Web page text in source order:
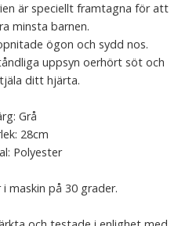
är speciellt framtagna för att
minsta barnen.
ögon och sydd nos.
uppsyn oerhört söt och
ditt hjärta.
Grå
28cm
Polyester
maskin på 30 grader.